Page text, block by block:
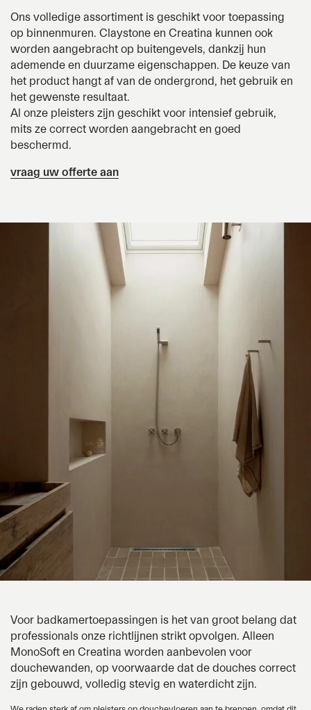
Ons volledige assortiment is geschikt voor toepassing
op binnenmuren.Claystone enCreatina kunnen ook
worden aangebracht op buitengevels, dankzij hun
ademende en duurzame eigenschappen. De keuze van
het product hangt af van de ondergrond, het gebruik en
het gewenste resultaat.
Al onze pleisters zijn geschikt voor intensief gebruik,
mits ze correct worden aangebracht en goed
beschermd.
vraag uw offerte aan
Voor badkamertoepassingen is het van groot belang dat
professionals onze richtlijnen strikt opvolgen. Alleen
MonoSoft enCreatina worden aanbevolen voor
douchewanden, op voorwaarde dat de douches correct
zijn gebouwd, volledig stevig en waterdicht zijn.